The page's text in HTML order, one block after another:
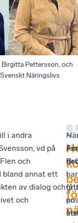
Pettersson, och
Näringslivs
i andra
vd på
och
bland annat ett
av dialog och
och
–
det
i
en
har